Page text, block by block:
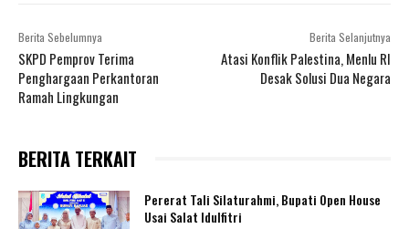
Berita Sebelumnya
SKPD Pemprov Terima
Penghargaan Perkantoran
Ramah Lingkungan
Berita Selanjutnya
Atasi Konflik Palestina, Menlu RI
Desak Solusi Dua Negara
BERITA TERKAIT
Pererat Tali Silaturahmi, Bupati Open House
Usai Salat Idulfitri